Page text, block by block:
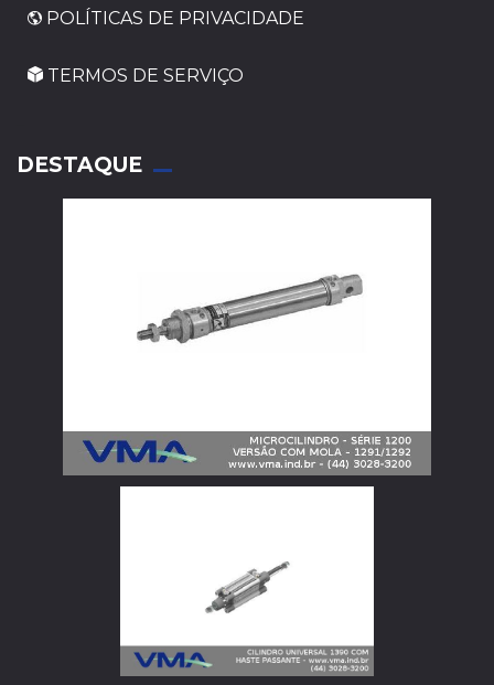
POLÍTICAS DE PRIVACIDADE
TERMOS DE SERVIÇO
DESTAQUE